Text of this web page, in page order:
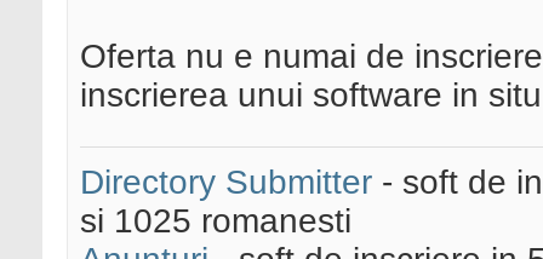
Oferta nu e numai de
inscrierea unui software in
Directory Submitter - soft de
si 1025 romanesti